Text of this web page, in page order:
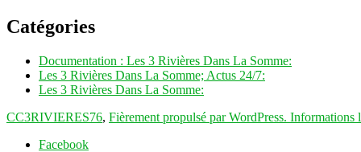
Catégories
Documentation : Les 3 Rivières Dans La Somme:
Les 3 Rivières Dans La Somme; Actus 24/7:
Les 3 Rivières Dans La Somme:
CC3RIVIERES76, Fièrement propulsé par WordPress. Informations
Facebook